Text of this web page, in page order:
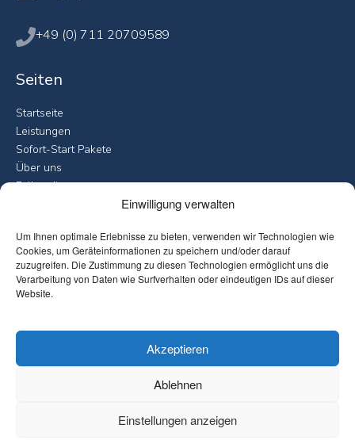
Einwilligung verwalten
Um Ihnen optimale Erlebnisse zu bieten, verwenden wir Technologien wie
Cookies, um Geräteinformationen zu speichern und/oder darauf
zuzugreifen. Die Zustimmung zu diesen Technologien ermöglicht uns die
Verarbeitung von Daten wie Surfverhalten oder eindeutigen IDs auf dieser
Website.
Akzeptieren
Ablehnen
Einstellungen anzeigen
+49 (0) 711 20709589
Seiten
Startseite
Leistungen
Sofort-Start Pakete
Über uns
Fallstudien
Leistungen
Microsoft 365 Compliance Check
ISO 27001 Readiness Assessment
Microsoft 365 Einführung
Microsoft 365 Governance Blueprint